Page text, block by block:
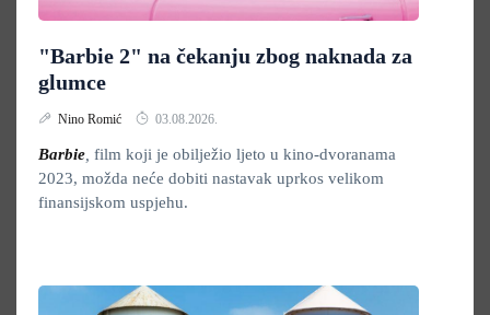
"Barbie 2" na čekanju zbog naknada za
glumce
Nino Romić 03.08.2026.
Barbie film koji je obilježio ljeto u kino-dvoranama
2023, možda neće dobiti nastavak uprkos velikom
finansijskom uspjehu.